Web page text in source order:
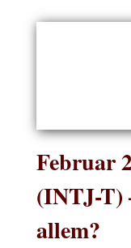
Februar
(INTJ-T)
allem?